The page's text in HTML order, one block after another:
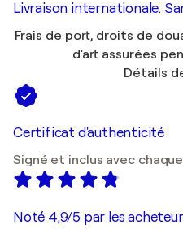
Livraison internationale.
Frais de port, droits de
d'art assurées
Détails
Certificat d'authenticité
Signé et inclus avec
Noté 4,9/5 par les